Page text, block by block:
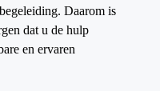
Daarom is
dat u de hulp
en ervaren